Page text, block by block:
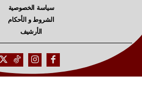
سياسة الخصوصية
الشروط و الأحكام
الأرشيف